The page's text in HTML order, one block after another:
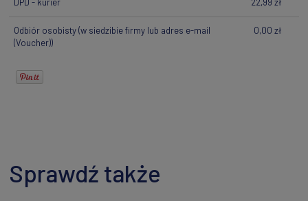
Odbiór osobisty(w siedzibie firmy lub adres e-mail
(Voucher))
0,00 zł
Sprawdź także